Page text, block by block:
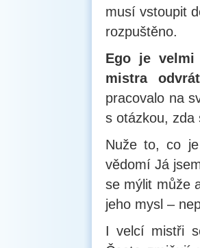
musí vstoupit
rozpuštěno.
Ego je
mistra
pracovalo na
s otázkou, zda
Nuže to, co
vědomí Já
se mýlit může
jeho mysl –
I velcí mistři